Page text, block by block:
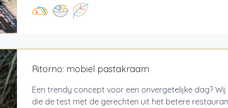
Ritorno: mobiel pastakraam
Een trendy concept voor een onvergetelijke dag?
die de test met de gerechten uit het betere